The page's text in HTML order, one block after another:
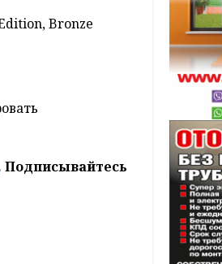
Bronze
Подписывайтесь